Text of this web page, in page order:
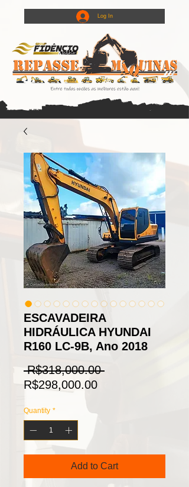
Log In
ESCAVADEIRA
HIDRÁULICA HYUNDAI
R160 LC-9B, Ano 2018
R$318,000.00 Regular
R$298,000.00Sale
Quantity *
Add to Cart